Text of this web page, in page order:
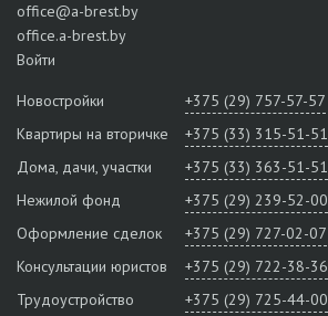
office@a-brest.by
office.a-brest.by
Войти
Новостройки
+375 (29) 757-57-57
Квартиры на вторичке
+375 (33) 315-51-51
Дома, дачи, участки
+375 (33) 363-51-51
Нежилой фонд
+375 (29) 239-52-00
Оформление сделок
+375 (29) 727-02-07
Консультации юристов
+375 (29) 722-38-36
Трудоустройство
+375 (29) 725-44-00